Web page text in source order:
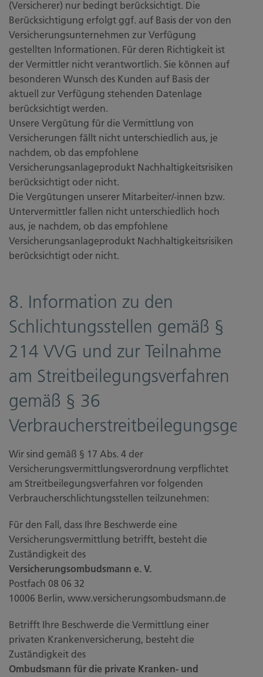
(Versicherer) nur bedingt berücksichtigt. Die
Berücksichtigung erfolgt ggf. auf Basis der von den
Versicherungsunternehmen zur Verfügung
gestellten Informationen. Für deren Richtigkeit ist
der Vermittler nicht verantwortlich. Sie können auf
besonderen Wunsch des Kunden auf Basis der
aktuell zur Verfügung stehenden Datenlage
berücksichtigt werden.
Unsere Vergütung für die Vermittlung von
Versicherungen fällt nicht unterschiedlich aus, je
nachdem, ob das empfohlene
Versicherungsanlageprodukt Nachhaltigkeitsrisiken
berücksichtigt oder nicht.
Die Vergütungen unserer Mitarbeiter/-innen bzw.
Untervermittler fallen nicht unterschiedlich hoch
aus, je nachdem, ob das empfohlene
Versicherungsanlageprodukt Nachhaltigkeitsrisiken
berücksichtigt oder nicht.
8. Information zu den
Schlichtungsstellen gemäß §
214 VVG und zur Teilnahme
am Streitbeilegungsverfahren
gemäß § 36
Wir sind gemäß § 17 Abs. 4 der
Versicherungsvermittlungsverordnung verpflichtet
am Streitbeilegungsverfahren vor folgenden
Verbraucherschlichtungsstellen teilzunehmen:
Für den Fall, dass Ihre Beschwerde eine
Versicherungsvermittlung betrifft, besteht die
Zuständigkeit des
Versicherungsombudsmann e. V.
Postfach 08 06 32
10006 Berlin, www.versicherungsombudsmann.de
Betrifft Ihre Beschwerde die Vermittlung einer
privaten Krankenversicherung, besteht die
Zuständigkeit des
Ombudsmann für die private Kranken- und